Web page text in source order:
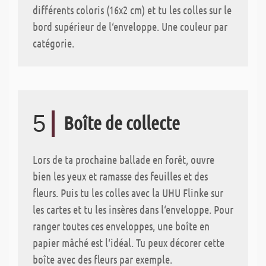
différents coloris (16x2 cm) et tu les colles sur le
bord supérieur de l‘enveloppe. Une couleur par
catégorie.
5 Boîte de collecte
Lors de ta prochaine ballade en forêt, ouvre
bien les yeux et ramasse des feuilles et des
fleurs. Puis tu les colles avec la UHU Flinke sur
les cartes et tu les insères dans l‘enveloppe. Pour
ranger toutes ces enveloppes, une boîte en
papier mâché est l‘idéal. Tu peux décorer cette
boîte avec des fleurs par exemple.